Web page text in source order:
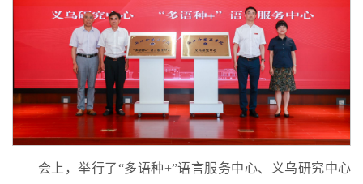
会上，举行了“多语种+”语言服务中心、义乌研究中心